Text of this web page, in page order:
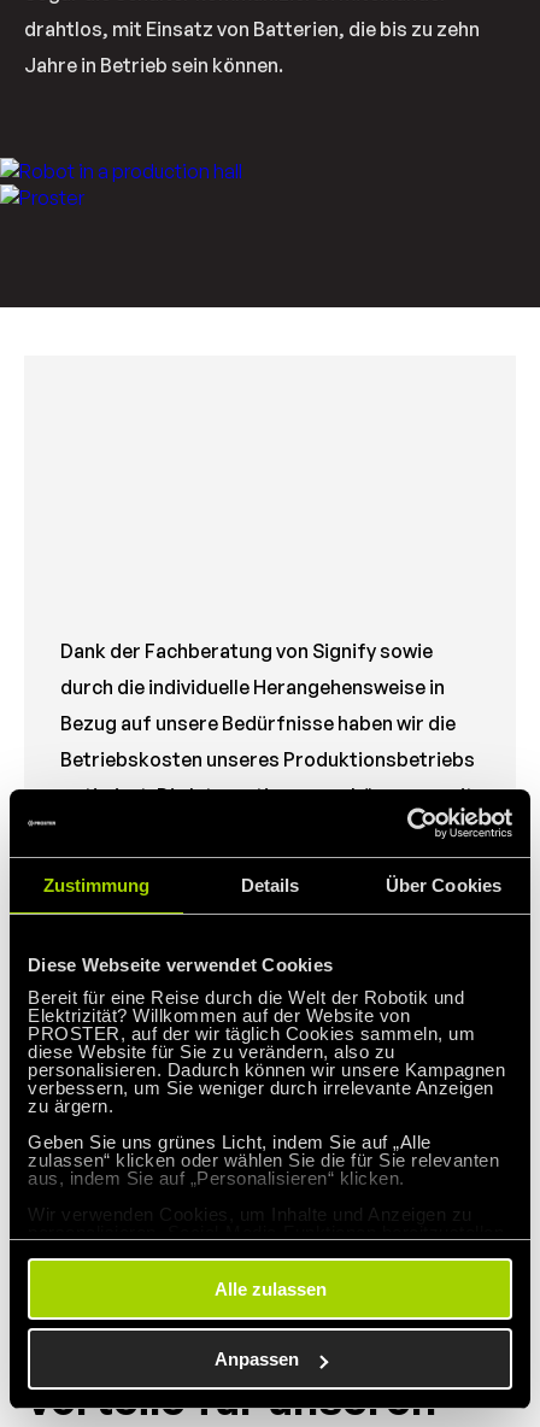
Zustimmung Details Über Cookies
Diese Webseite verwendet Cookies
Bereit für eine Reise durch die Welt der Robotik und
Elektrizität? Willkommen auf der Website von
PROSTER, auf der wir täglich Cookies sammeln, um
diese Website für Sie zu verändern, also zu
personalisieren. Dadurch können wir unsere Kampagnen
verbessern, um Sie weniger durch irrelevante Anzeigen
zu ärgern.
Geben Sie uns grünes Licht, indem Sie auf „Alle
zulassen“ klicken oder wählen Sie die für Sie relevanten
aus, indem Sie auf „Personalisieren“ klicken.
Wir verwenden Cookies, um Inhalte und Anzeigen zu
Informationen über Ihre Nutzung unserer Website an
Partner für soziale Medien, Werbung und Analysen
Daten kombinieren, die sie von Ihnen erhalten oder durch
Alle zulassen
Anpassen
drahtlos, mit Einsatz von Batterien, die bis zu zehn
Jahre in Betrieb sein können.
Dank der Fachberatung von Signify sowie
durch die individuelle Herangehensweise in
Bezug auf unsere Bedürfnisse haben wir die
Betriebskosten unseres Produktionsbetriebs
optimiert. Die Integration neuer Lösungen mit
Mitarbeiter haben ein klares Signal
bekommen, dass die Entwicklung des
Unternehmens eng mit der Sorge um ihren
Komfort und um ihre Arbeitssicherheit einher
geht.
Jacek Pukal,
Vorstandsvorsitzender PROSTER
Vorteile für unseren